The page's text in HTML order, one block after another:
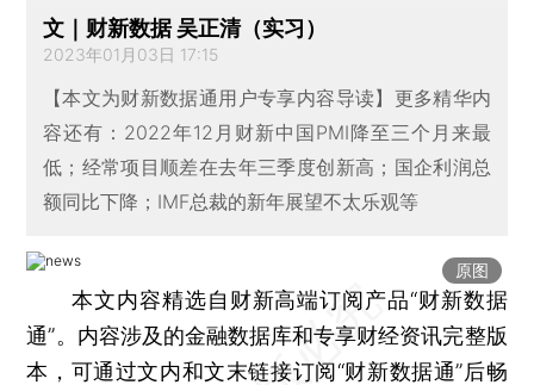
文｜财新数据 吴正清（实习）
2023年01月03日 17:15
【本文为财新数据通用户专享内容导读】更多精华内
容还有：2022年12月财新中国PMI降至三个月来最
低；经常项目顺差在去年三季度创新高；国企利润总
额同比下降；IMF总裁的新年展望不太乐观等
原图
本文内容精选自财新高端订阅产品“财新数据
通”。内容涉及的金融数据库和专享财经资讯完整版
本，可通过文内和文末链接订阅“财新数据通”后畅